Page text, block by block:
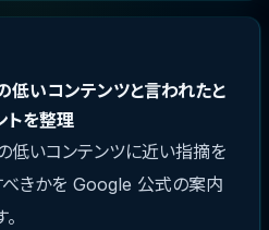
いコンテンツと言われたと
トを整理
いコンテンツに近い指摘を
べきかを Google 公式の案内